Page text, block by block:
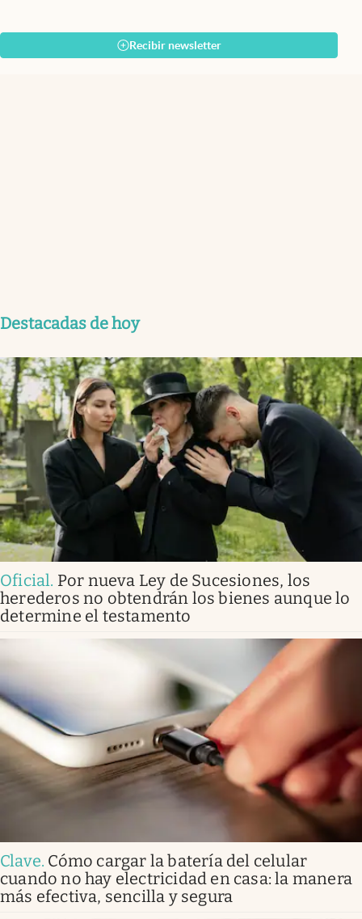
Recibir newsletter
Destacadas de hoy
Oficial. Por nueva Ley de Sucesiones, los
herederos no obtendrán los bienes aunque lo
determine el testamento
Clave. Cómo cargar la batería del celular
cuando no hay electricidad en casa: la manera
más efectiva, sencilla y segura